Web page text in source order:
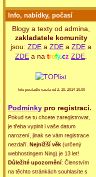
Info, nabídky, počasí
Blogy a texty od admina,
zakladatele komunity
jsou: ZDE a ZDE a ZDE a
ZDE a na trefy.cz ZDE
Toto počítadlo načítá od 2. 10. 2014 10:00
Podmínkypro registraci.
Pokud se tu chcete zaregistrovat,
je třeba vyplnit i vaše datum
narození, jinak se vám registrace
nezdaří. Nejnižší věk(určený
webhostingem Ning) je 13 let!
Důležité upozornění: Členstvím
na těchto stránkách souhlasíte s